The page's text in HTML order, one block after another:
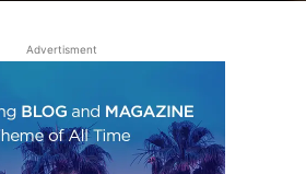
Advertisment